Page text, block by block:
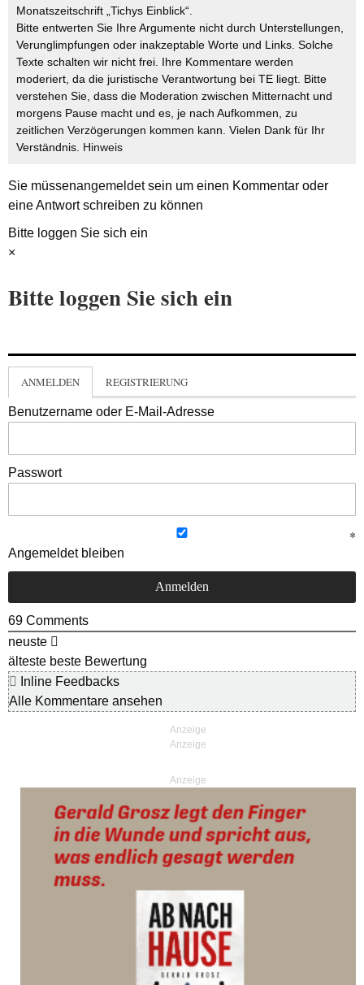
Monatszeitschrift „Tichys Einblick“.
Bitte entwerten Sie Ihre Argumente nicht durch Unterstellungen,
Verunglimpfungen oder inakzeptable Worte und Links. Solche
Texte schalten wir nicht frei. Ihre Kommentare werden
moderiert, da die juristische Verantwortung bei TE liegt. Bitte
verstehen Sie, dass die Moderation zwischen Mitternacht und
morgens Pause macht und es, je nach Aufkommen, zu
zeitlichen Verzögerungen kommen kann. Vielen Dank für Ihr
Verständnis. Hinweis
Sie müssenangemeldetsein um einen Kommentar oder
eine Antwort schreiben zu können
Bitte loggen Sie sich ein
×
Bitte loggen Sie sich ein
ANMELDEN REGISTRIERUNG
Benutzername oder E-Mail-Adresse
Passwort
Angemeldet bleiben
69 Comments
neuste
älteste beste Bewertung
Inline Feedbacks
Alle Kommentare ansehen
Anzeige